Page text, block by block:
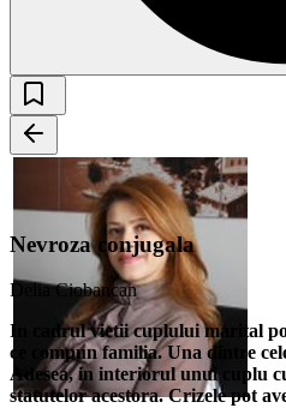
Nevroza conjugala
Delia Ciobancan
In cadrul vietii cuplului marital
ce compun familia. Una dintre
Adesea, in interiorul unui cuplu
statutelor acestora. Crizele pot